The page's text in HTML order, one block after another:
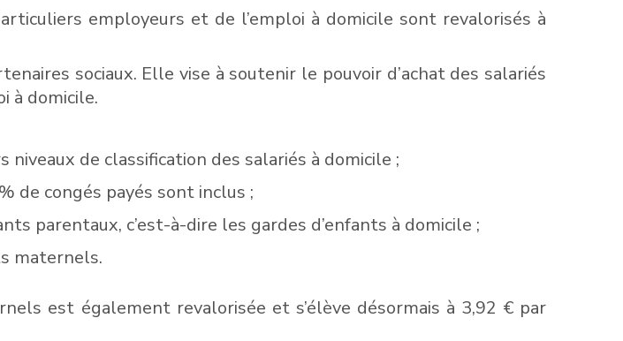
employeurs et de l’emploi à domicile sont revalorisés à
sociaux. Elle vise à soutenir le pouvoir d’achat des salariés
à domicile.
de classification des salariés à domicile ;
de congés payés sont inclus ;
parentaux, c’est-à-dire les gardes d’enfants à domicile ;
maternels.
est également revalorisée et s’élève désormais à 3,92 € par